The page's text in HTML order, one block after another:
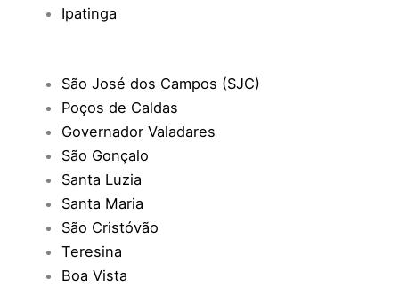
Ipatinga
São José dos Campos (SJC)
Poços de Caldas
Governador Valadares
São Gonçalo
Santa Luzia
Santa Maria
São Cristóvão
Teresina
Boa Vista